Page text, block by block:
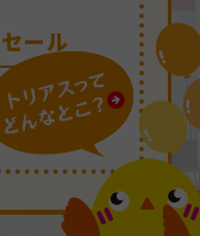
ール
楽しさも、
ール
楽しさも、
ール
楽しさも、
ール
楽しさも、
ール
楽しさも、
ージイベ
)
祭」開催！
ステージ！